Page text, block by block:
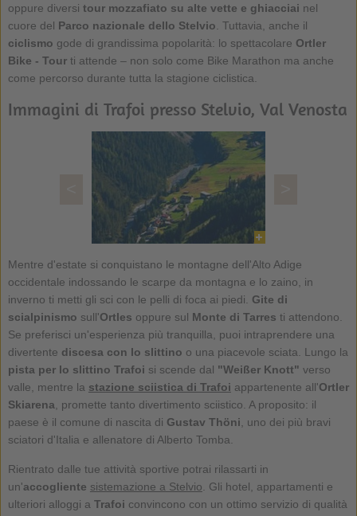
oppure diversi tour mozzafiato su alte vette e ghiacciai nel
cuore del Parco nazionale dello Stelvio . Tuttavia, anche il
ciclismo gode di grandissima popolarità: lo spettacolare Ortler
Bike - Tourti attende – non solo come Bike Marathon ma anche
come percorso durante tutta la stagione ciclistica.
Immagini di Trafoi presso Stelvio, Val Venosta
Mentre d'estate si conquistano le montagne dell'Alto Adige
occidentale indossando le scarpe da montagna e lo zaino, in
inverno ti metti gli sci con le pelli di foca ai piedi. Gite di
scialpinismo sull'Ortles oppure sul Monte di Tarres ti attendono.
Se preferisci un'esperienza più tranquilla, puoi intraprendere una
divertente discesa con lo slittino o una piacevole sciata. Lungo la
pista per lo slittino Trafoi si scende dal "Weißer Knott" verso
valle, mentre la stazione sciistica di Trafoi appartenente all'Ortler
Skiarena , promette tanto divertimento sciistico. A proposito: il
paese è il comune di nascita di Gustav Thöni , uno dei più bravi
sciatori d'Italia e allenatore di Alberto Tomba.
Rientrato dalle tue attività sportive potrai rilassarti in
un'accogliente sistemazione a Stelvio . Gli hotel, appartamenti e
ulteriori alloggi a Trafoi convincono con un ottimo servizio di qualità